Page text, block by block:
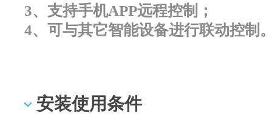
3、支持手机APP远程控制；
4、可与其它智能设备进行联动控制
安装使用条件